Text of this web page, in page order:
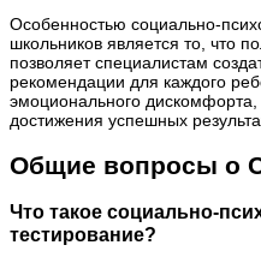
Особенностью социально-
школьников является то, что
позволяет специалистам
рекомендации для каждого
эмоционального
достижения успешных
Общие вопросы о
Что такое социально-
тестирование?